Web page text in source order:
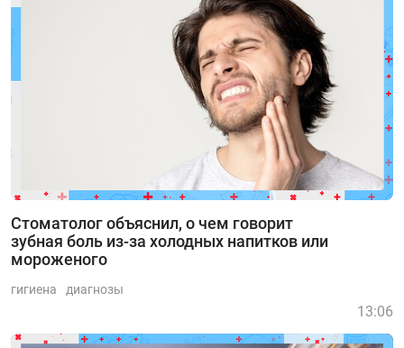
Стоматолог объяснил, о чем говорит
зубная боль из-за холодных напитков или
мороженого
гигиена диагнозы
13:06